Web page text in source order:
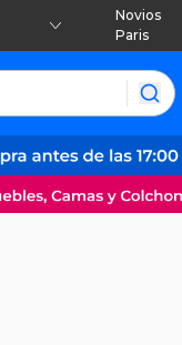
Novios
Paris